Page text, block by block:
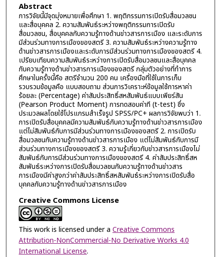
Abstract
การวิจัยนี้มีจุดมุ่งหมายเพื่อศึกษา 1. พฤติกรรมการเปิดรับสื่อมวลชน
และสื่อบุคคล 2. ความสัมพันธ์ระหว่างพฤติกรรมการเปิดรับ
สื่อมวลชน, สื่อบุคคลกับความรู้ทางด้านข่าวสารการเมือง และระดับการ
มีส่วนร่วมทางการเมืองของสตรี 3. ความสัมพันธ์ระหว่างความรู้ทาง
ด้านข่าวสารการเมืองและระดับการมีส่วนร่วมทางการเมืองของสตรี 4.
เปรียบเทียบความสัมพันธ์ระหว่างการเปิดรับสื่อมวลชนและสื่อบุคคล
กับความรู้ทางด้านข่าวสารการเมืองของสตรี กลุ่มตัวอย่างที่ทำการ
ศึกษาในครั้งนี้คือ สตรีจำนวน 200 คน เครื่องมือที่ใช้ในการเก็บ
รวบรวมข้อมูลคือ แบบสอบถาม ส่วนการวิเคราะห์ข้อมูลใช้การหาค่า
ร้อยละ (Percentage) ค่าสัมประสิทธิ์สหสัมพันธ์แบบเพียร์สัน
(Pearson Product Moment) การทดสอบค่าที (t-test) ซึ่ง
ประมวลผลโดยใช้โปรแกรมสำเร็จรูป SPSS/PC+ ผลการวิจัยพบว่า 1.
การเปิดรับสื่อบุคคลมีความสัมพันธ์กับความรู้ทางด้านข่าวสารการเมือง
แต่ไม่สัมพันธ์กับการมีส่วนร่วมทางการเมืองของสตรี 2. การเปิดรับ
สื่อมวลชนกับความรู้ทางด้านข่าวสารการเมือง แต่ไม่สัมพันธ์กับการมี
ส่วนร่วมทางการเมืองของสตรี 3. ความรู้เกี่ยวกับข่าวสารการเมืองไม่
สัมพันธ์กับการมีส่วนร่วมทางการเมืองของสตรี 4. ค่าสัมประสิทธิ์สห
สัมพันธ์ระหว่างการเปิดรับสื่อมวลชนกับความรู้ทางด้านข่าวสาร
การเมืองมีค่าสูงกว่าค่าสัมประสิทธิ์สหสัมพันธ์ระหว่างการเปิดรับสื่อ
บุคคลกับความรู้ทางด้านข่าวสารการเมือง
Creative Commons License
This work is licensed under a Creative Commons
Attribution-NonCommercial-No Derivative Works 4.0
International License.